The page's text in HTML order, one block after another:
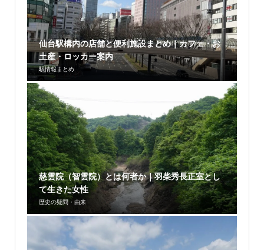
仙台駅構内の店舗と便利施設まとめ｜カフェ・お
土産・ロッカー案内
駅情報まとめ
慈雲院（智雲院）とは何者か｜羽柴秀長正室とし
て生きた女性
歴史の疑問・由来